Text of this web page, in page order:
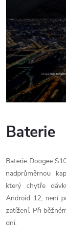
Baterie
Baterie Doogee
nadprůměrnou
který chytře
Android 12, není
zatížení. Při
dní.